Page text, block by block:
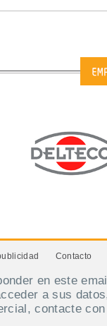
Contacto
en este
a sus
contacte